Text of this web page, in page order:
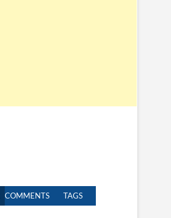
COMMENTS TAGS